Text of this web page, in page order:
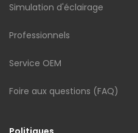
Simulation d'éclairage
Professionnels
Service OEM
Foire aux questions (FAQ)